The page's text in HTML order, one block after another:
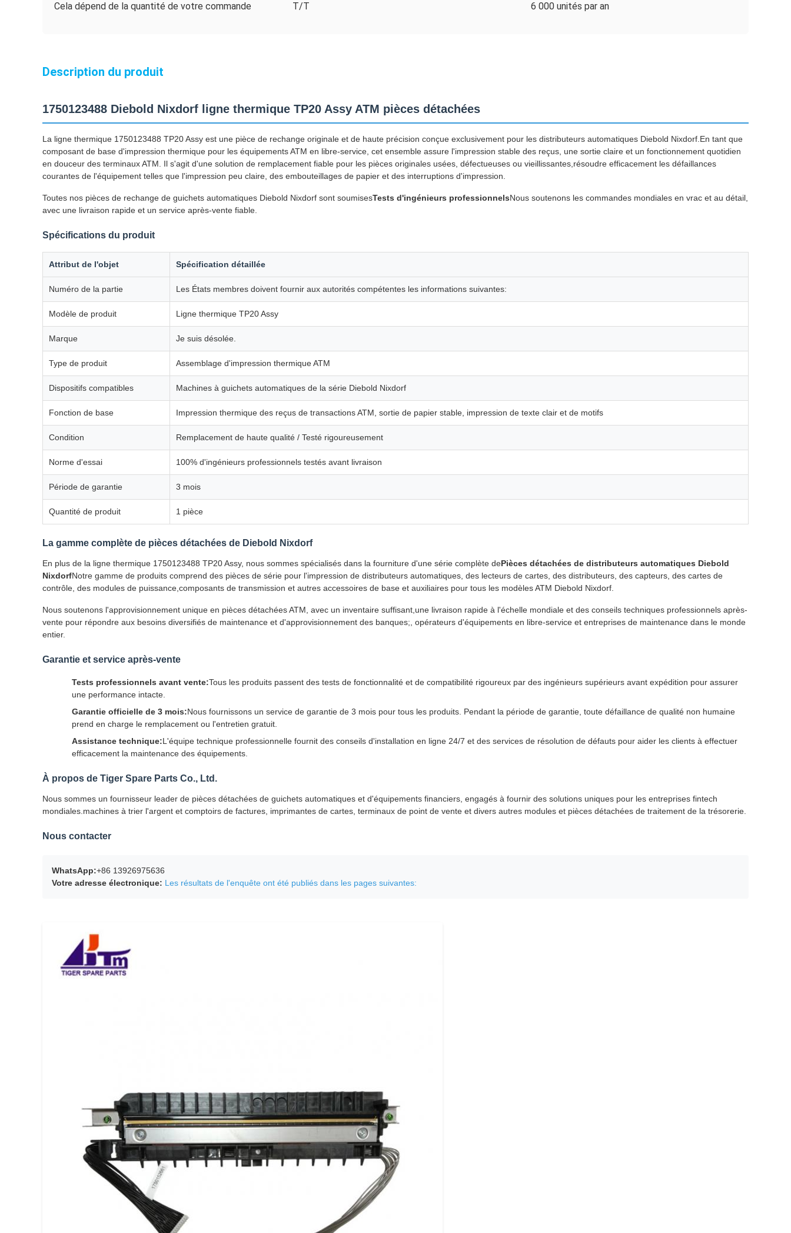
Cela dépend de la quantité de votre commande T/T 6 000 unités par an
Description du produit
1750123488 Diebold Nixdorf ligne thermique TP20 Assy ATM pièces détachées
La ligne thermique 1750123488 TP20 Assy est une pièce de rechange originale et de haute précision conçue exclusivement pour les distributeurs automatiques Diebold Nixdorf.En tant que
composant de base d'impression thermique pour les équipements ATM en libre-service, cet ensemble assure l'impression stable des reçus, une sortie claire et un fonctionnement quotidien
en douceur des terminaux ATM. Il s'agit d'une solution de remplacement fiable pour les pièces originales usées, défectueuses ou vieillissantes,résoudre efficacement les défaillances
courantes de l'équipement telles que l'impression peu claire, des embouteillages de papier et des interruptions d'impression.
Toutes nos pièces de rechange de guichets automatiques Diebold Nixdorf sont soumisesTests d'ingénieurs professionnelsNous soutenons les commandes mondiales en vrac et au détail,
avec une livraison rapide et un service après-vente fiable.
Spécifications du produit
Attribut de l'objet Spécification détaillée
Numéro de la partie Les États membres doivent fournir aux autorités compétentes les informations suivantes:
Modèle de produit Ligne thermique TP20 Assy
Marque Je suis désolée.
Type de produit Assemblage d'impression thermique ATM
Dispositifs compatibles Machines à guichets automatiques de la série Diebold Nixdorf
Fonction de base Impression thermique des reçus de transactions ATM, sortie de papier stable, impression de texte clair et de motifs
Condition Remplacement de haute qualité / Testé rigoureusement
Norme d'essai 100% d'ingénieurs professionnels testés avant livraison
Période de garantie 3 mois
Quantité de produit 1 pièce
La gamme complète de pièces détachées de Diebold Nixdorf
En plus de la ligne thermique 1750123488 TP20 Assy, nous sommes spécialisés dans la fourniture d'une série complète dePièces détachées de distributeurs automatiques Diebold
NixdorfNotre gamme de produits comprend des pièces de série pour l'impression de distributeurs automatiques, des lecteurs de cartes, des distributeurs, des capteurs, des cartes de
contrôle, des modules de puissance,composants de transmission et autres accessoires de base et auxiliaires pour tous les modèles ATM Diebold Nixdorf.
Nous soutenons l'approvisionnement unique en pièces détachées ATM, avec un inventaire suffisant,une livraison rapide à l'échelle mondiale et des conseils techniques professionnels après-
vente pour répondre aux besoins diversifiés de maintenance et d'approvisionnement des banques;, opérateurs d'équipements en libre-service et entreprises de maintenance dans le monde
entier.
Garantie et service après-vente
Tests professionnels avant vente:Tous les produits passent des tests de fonctionnalité et de compatibilité rigoureux par des ingénieurs supérieurs avant expédition pour assurer
une performance intacte.
Garantie officielle de 3 mois:Nous fournissons un service de garantie de 3 mois pour tous les produits. Pendant la période de garantie, toute défaillance de qualité non humaine
prend en charge le remplacement ou l'entretien gratuit.
Assistance technique:L'équipe technique professionnelle fournit des conseils d'installation en ligne 24/7 et des services de résolution de défauts pour aider les clients à effectuer
efficacement la maintenance des équipements.
À propos de Tiger Spare Parts Co., Ltd.
Nous sommes un fournisseur leader de pièces détachées de guichets automatiques et d'équipements financiers, engagés à fournir des solutions uniques pour les entreprises fintech
mondiales.machines à trier l'argent et comptoirs de factures, imprimantes de cartes, terminaux de point de vente et divers autres modules et pièces détachées de traitement de la trésorerie.
Nous contacter
WhatsApp:+86 13926975636
Votre adresse électronique: Les résultats de l'enquête ont été publiés dans les pages suivantes: